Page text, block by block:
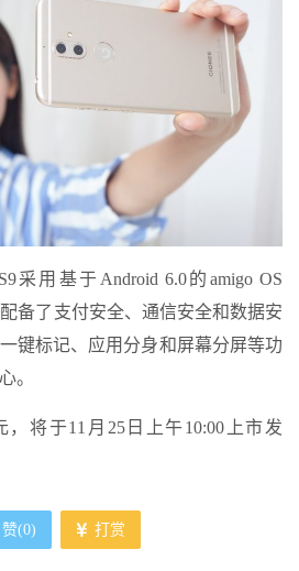
采用基于Android 6.0的amigo OS
备了支付安全、通信安全和数据安
键标记、应用分身和屏幕分屏等功
。
，将于11月25日上午10:00上市发
赞(0) 打赏